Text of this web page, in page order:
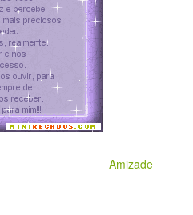
Amizade